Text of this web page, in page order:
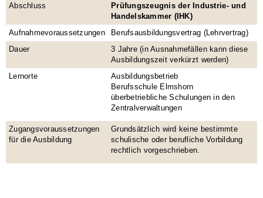
Abschluss
Prüfungszeugnis der Industrie- und
Handelskammer (IHK)
Aufnahmevoraussetzungen
Berufsausbildungsvertrag (Lehrvertrag)
Dauer
3 Jahre (in Ausnahmefällen kann diese
Ausbildungszeit verkürzt werden)
Lernorte
Ausbildungsbetrieb
Berufsschule Elmshorn
überbetriebliche Schulungen in den
Zentralverwaltungen
Zugangsvoraussetzungen
für die Ausbildung
Grundsätzlich wird keine bestimmte
schulische oder berufliche Vorbildung
rechtlich vorgeschrieben.